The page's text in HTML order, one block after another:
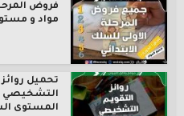
فروض
مواد و
تحميل روائز
المستوى